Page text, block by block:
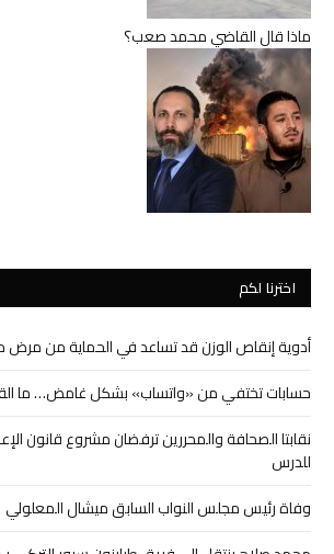
ماذا قال القاضي محمد صعب؟
اخترنا لكم
أدوية إنقاص الوزن قد تساعد في الحماية من
حسابات تختفي من «واتساب» بشكل غامض… ما
نقابتا الصحافة والمحررين ترفضان مشروع قانون
للدرس
وفاة رئيس مجلس النواب السابق ميشال المعلولي